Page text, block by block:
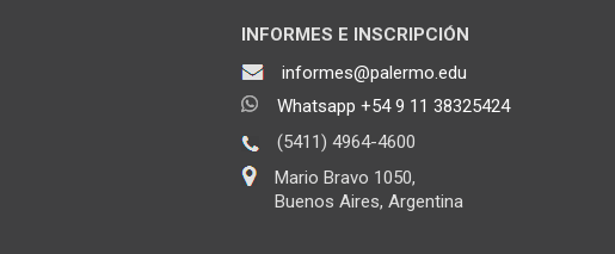
INFORMES E INSCRIPCIÓN
informes@palermo.edu
Whatsapp +54 9 11 38325424
(5411) 4964-4600
Mario Bravo 1050,
Buenos Aires, Argentina